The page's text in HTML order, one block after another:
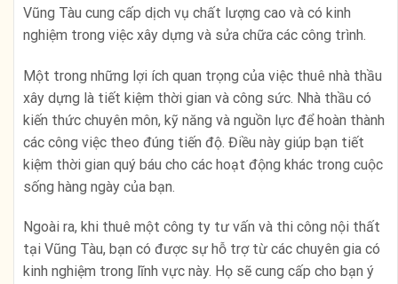
Vũng Tàu cung cấp dịch vụ chất lượng cao và có kinh
nghiệm trong việc xây dựng và sửa chữa các công trình.
Một trong những lợi ích quan trọng của việc thuê nhà thầu
xây dựng là tiết kiệm thời gian và công sức. Nhà thầu có
kiến thức chuyên môn, kỹ năng và nguồn lực để hoàn thành
các công việc theo đúng tiến độ. Điều này giúp bạn tiết
kiệm thời gian quý báu cho các hoạt động khác trong cuộc
sống hàng ngày của bạn.
Ngoài ra, khi thuê một công ty tư vấn và thi công nội thất
tại Vũng Tàu, bạn có được sự hỗ trợ từ các chuyên gia có
kinh nghiệm trong lĩnh vực này. Họ sẽ cung cấp cho bạn ý